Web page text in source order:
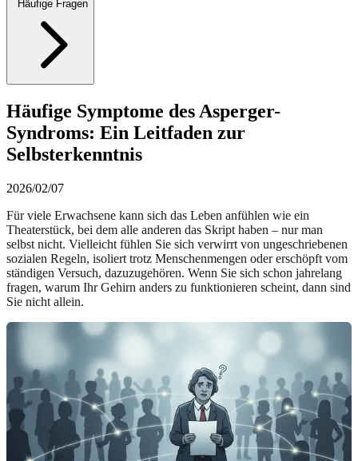
Häufige Fragen
Häufige Symptome des Asperger-
Syndroms: Ein Leitfaden zur
Selbsterkenntnis
2026/02/07
Für viele Erwachsene kann sich das Leben anfühlen wie ein
Theaterstück, bei dem alle anderen das Skript haben – nur man
selbst nicht. Vielleicht fühlen Sie sich verwirrt von ungeschriebenen
sozialen Regeln, isoliert trotz Menschenmengen oder erschöpft vom
ständigen Versuch, dazuzugehören. Wenn Sie sich schon jahrelang
fragen, warum Ihr Gehirn anders zu funktionieren scheint, dann sind
Sie nicht allein.